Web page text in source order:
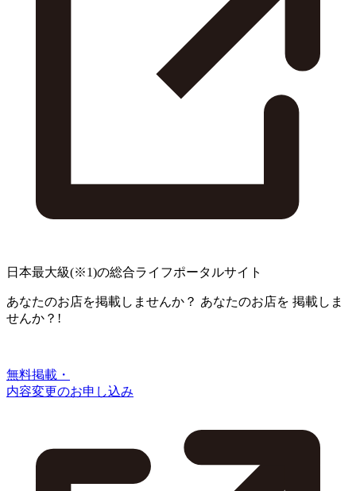
日本最大級(※1)の総合ライフポータルサイト
あなたのお店を掲載しませんか？ あなたのお店を 掲載しま
せんか？!
無料掲載・
内容変更のお申し込み